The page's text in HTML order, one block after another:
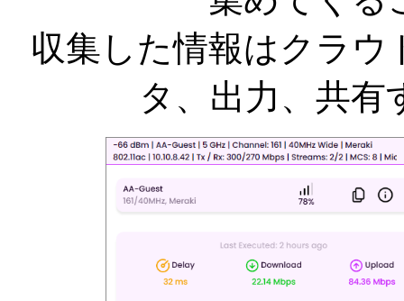
収集した情報はクラ
タ、出力、共